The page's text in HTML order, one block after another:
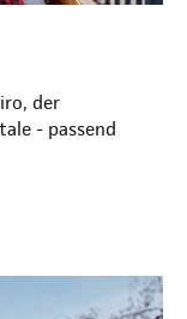
der
- passend